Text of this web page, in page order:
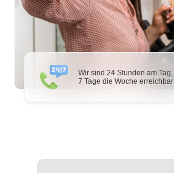
Wir sind 24 Stunden am Tag,
7 Tage die Woche erreichbar